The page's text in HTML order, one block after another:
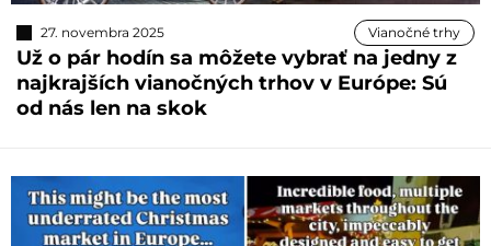
27. novembra 2025 Vianočné trhy
Už o pár hodín sa môžete vybrať na jedny z
najkrajších vianočných trhov v Európe: Sú
od nás len na skok